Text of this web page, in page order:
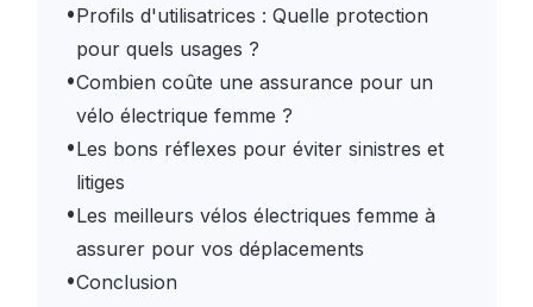
•Profils d'utilisatrices : Quelle protection
pour quels usages ?
•Combien coûte une assurance pour un
vélo électrique femme ?
•Les bons réflexes pour éviter sinistres et
litiges
•Les meilleurs vélos électriques femme à
assurer pour vos déplacements
•Conclusion